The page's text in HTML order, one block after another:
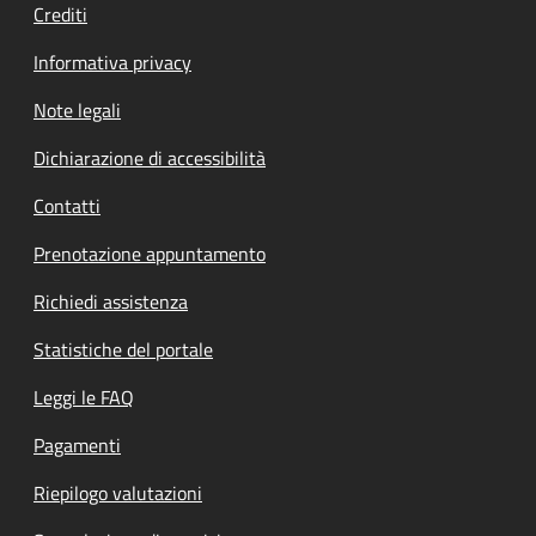
Crediti
Informativa privacy
Note legali
Dichiarazione di accessibilità
Contatti
Prenotazione appuntamento
Richiedi assistenza
Statistiche del portale
Leggi le FAQ
Pagamenti
Riepilogo valutazioni